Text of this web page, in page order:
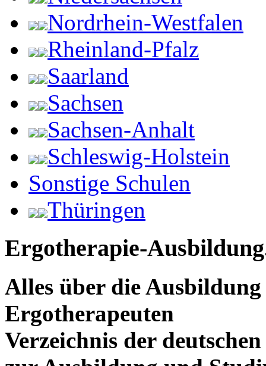
Nordrhein-Westfalen
Rheinland-Pfalz
Saarland
Sachsen
Sachsen-Anhalt
Schleswig-Holstein
Sonstige Schulen
Thüringen
Ergotherapie-
Alles über die
Ergotherapeuten
Verzeichnis der